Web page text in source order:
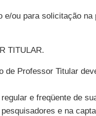
ou para solicitação na
TITULAR.
de Professor Titular
e freqüente de
e na